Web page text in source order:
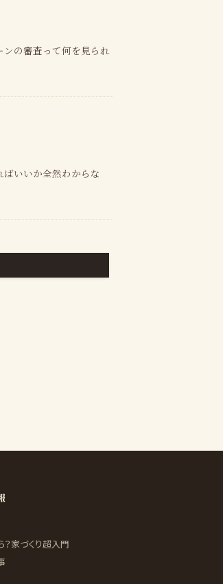
の審査って何を見られ
いいか全然わからな
？家づくり超入門